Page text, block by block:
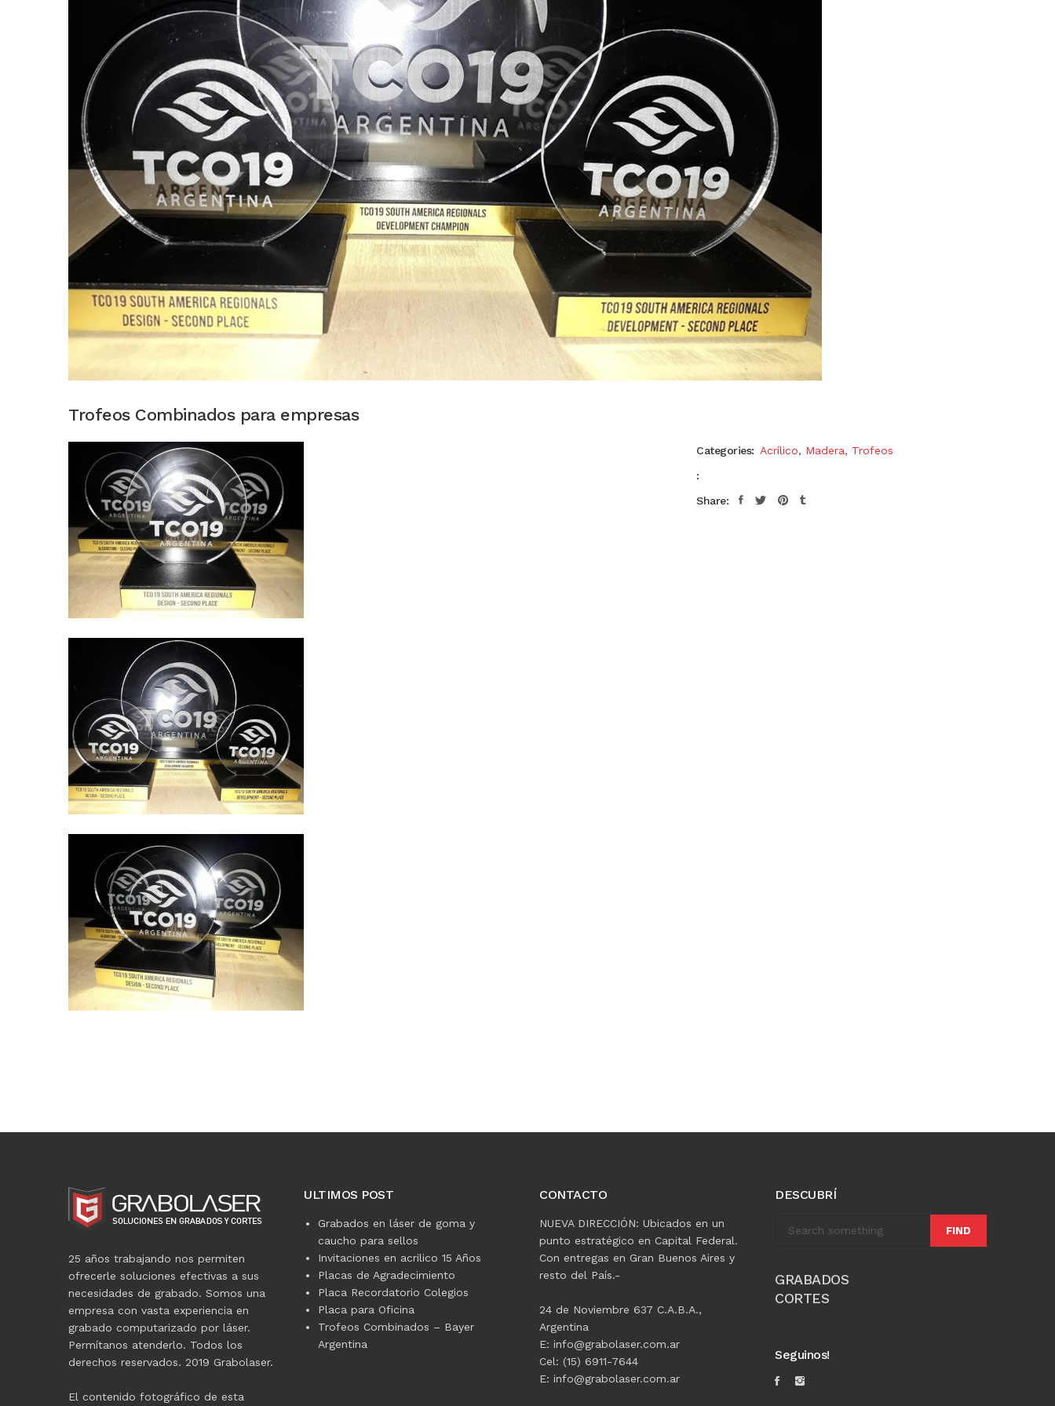
Trofeos Combinados para empresas
Categories: Acrílico, Madera, Trofeos
:
Share:
25 años trabajando nos permiten
ofrecerle soluciones efectivas a sus
necesidades de grabado. Somos una
empresa con vasta experiencia en
grabado computarizado por láser.
Permítanos atenderlo. Todos los
derechos reservados. 2019 Grabolaser.
El contenido fotográfico de esta
ULTIMOS POST
Grabados en láser de goma y
caucho para sellos
Invitaciones en acrilico 15 Años
Placas de Agradecimiento
Placa Recordatorio Colegios
Placa para Oficina
Trofeos Combinados – Bayer
Argentina
CONTACTO
NUEVA DIRECCIÓN: Ubicados en un
punto estratégico en Capital Federal.
Con entregas en Gran Buenos Aires y
resto del País.-
24 de Noviembre 637 C.A.B.A.,
Argentina
E: info@grabolaser.com.ar
Cel: (15) 6911-7644
E: info@grabolaser.com.ar
DESCUBRÍ
FIND
GRABADOS
CORTES
Seguinos!